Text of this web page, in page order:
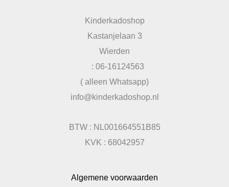
Kinderkadoshop
Kastanjelaan 3
Wierden
: 06-16124563
( alleen Whatsapp)
info@kinderkadoshop.nl
BTW : NL001664551B85
KVK : 68042957
Algemene voorwaarden